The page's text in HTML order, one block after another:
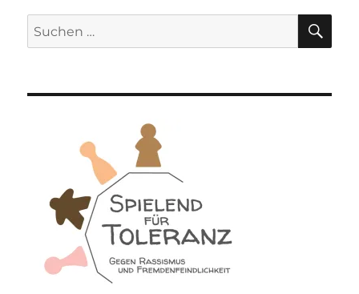
die
Suchen
nach: